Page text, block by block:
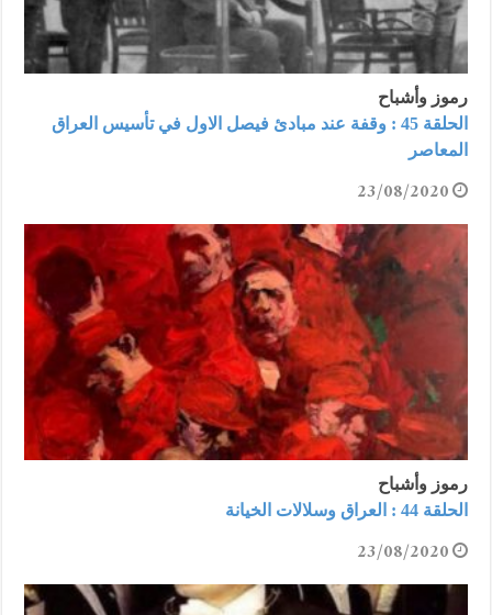
رموز وأشباح
الحلقة 45 : وقفة عند مبادئ فيصل الاول في تأسيس العراق
المعاصر
23/08/2020
رموز وأشباح
الحلقة 44 : العراق وسلالات الخيانة
23/08/2020